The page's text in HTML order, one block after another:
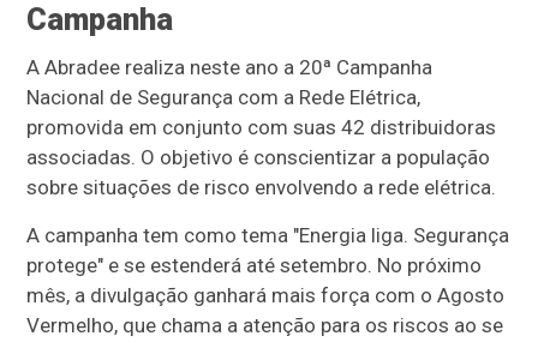
Campanha
A Abradee realiza neste ano a 20ª Campanha
Nacional de Segurança com a Rede Elétrica,
promovida em conjunto com suas 42 distribuidoras
associadas. O objetivo é conscientizar a população
sobre situações de risco envolvendo a rede elétrica.
A campanha tem como tema "Energia liga. Segurança
protege" e se estenderá até setembro. No próximo
mês, a divulgação ganhará mais força com o Agosto
Vermelho, que chama a atenção para os riscos ao se